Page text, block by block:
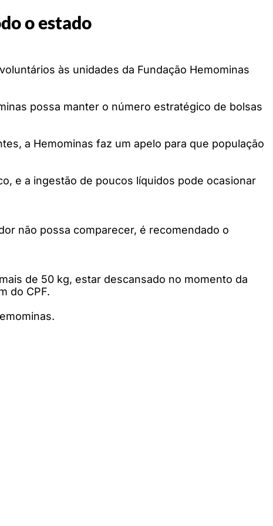
o estado
às unidades da Fundação Hemominas
possa manter o número estratégico de bolsas
a Hemominas faz um apelo para que população
e a ingestão de poucos líquidos pode ocasionar
não possa comparecer, é recomendado o
de 50 kg, estar descansado no momento da
do CPF.